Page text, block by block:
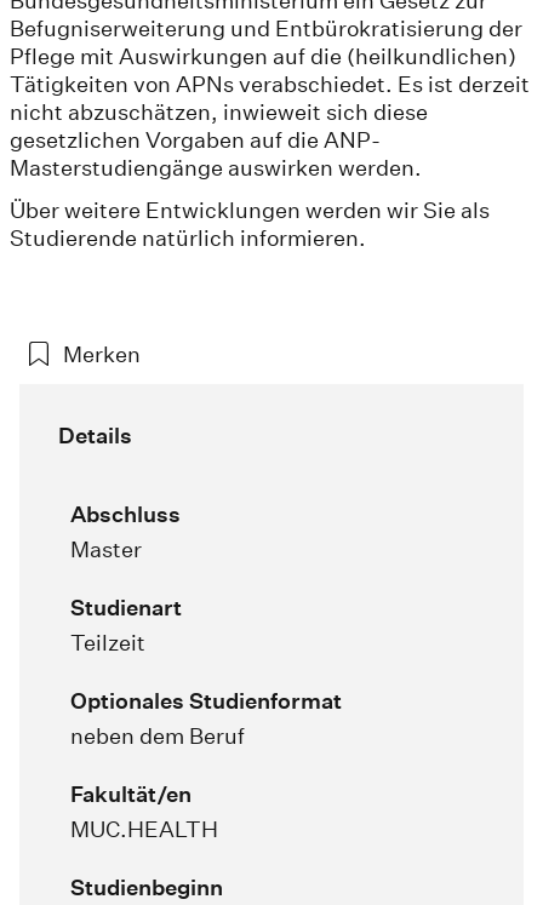
Befugniserweiterung und Entbürokratisierung der
Pflege mit Auswirkungen auf die (heilkundlichen)
Tätigkeiten von APNs verabschiedet. Es ist derzeit
nicht abzuschätzen, inwieweit sich diese
gesetzlichen Vorgaben auf die ANP-
Masterstudiengänge auswirken werden.
Über weitere Entwicklungen werden wir Sie als
Studierende natürlich informieren.
Merken
Details
Abschluss
Master
Studienart
Teilzeit
Optionales Studienformat
neben dem Beruf
Fakultät/en
MUC.HEALTH
Studienbeginn